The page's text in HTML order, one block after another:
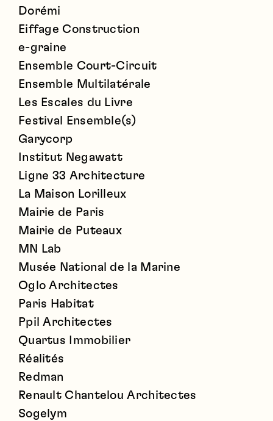
Dorémi
Eiffage Construction
e-graine
Ensemble Court-Circuit
Ensemble Multilatérale
Les Escales du Livre
Festival Ensemble(s)
Garycorp
Institut Negawatt
Ligne 33 Architecture
La Maison Lorilleux
Mairie de Paris
Mairie de Puteaux
MN Lab
Musée National de la Marine
Oglo Architectes
Paris Habitat
Ppil Architectes
Quartus Immobilier
Réalités
Redman
Renault Chantelou Architectes
Sogelym